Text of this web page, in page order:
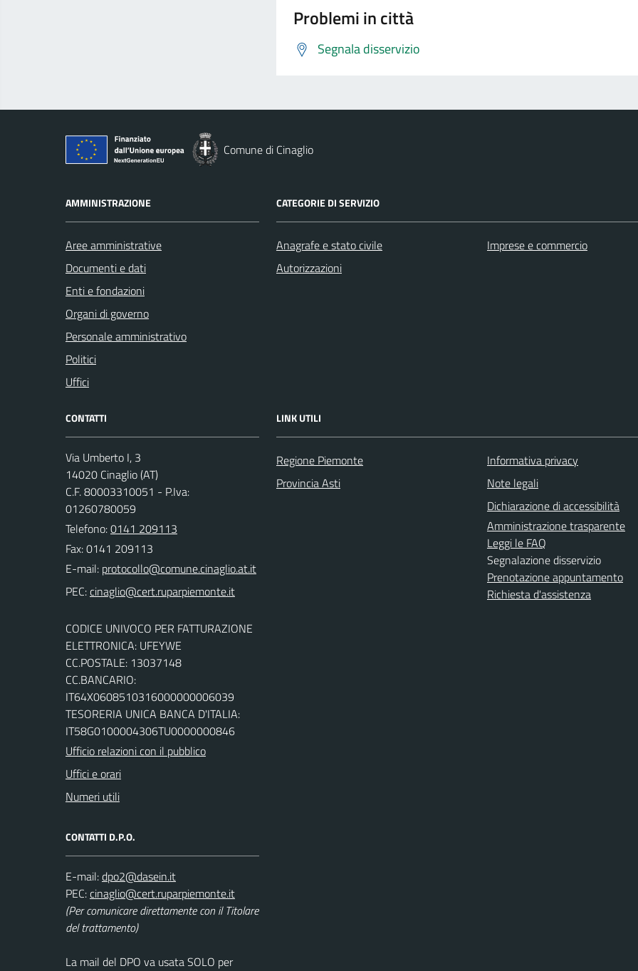
Problemi in città
Segnala disservizio
Comune di Cinaglio
AMMINISTRAZIONE
Aree amministrative
Documenti e dati
Enti e fondazioni
Organi di governo
Personale amministrativo
Politici
Uffici
CATEGORIE DI SERVIZIO
Anagrafe e stato civile
Autorizzazioni
Imprese e commercio
CONTATTI
Via Umberto I, 3
14020 Cinaglio (AT)
C.F. 80003310051 - P.Iva:
01260780059
Telefono:0141 209113
Fax: 0141 209113
E-mail:
PEC:
CODICE UNIVOCO PER FATTURAZIONE
ELETTRONICA: UFEYWE
CC.POSTALE: 13037148
CC.BANCARIO:
IT64X0608510316000000006039
TESORERIA UNICA BANCA D'ITALIA:
IT58G0100004306TU0000000846
Ufficio relazioni con il pubblico
Uffici e orari
Numeri utili
CONTATTI D.P.O.
E-mail:
PEC:
(Per comunicare direttamente con il Titolare
del trattamento)
La mail del DPO va usata SOLO per
LINK UTILI
Regione Piemonte
Provincia Asti
Informativa privacy
Note legali
Dichiarazione di accessibilità
Amministrazione trasparente
Leggi le FAQ
Segnalazione disservizio
Prenotazione appuntamento
Richiesta d'assistenza